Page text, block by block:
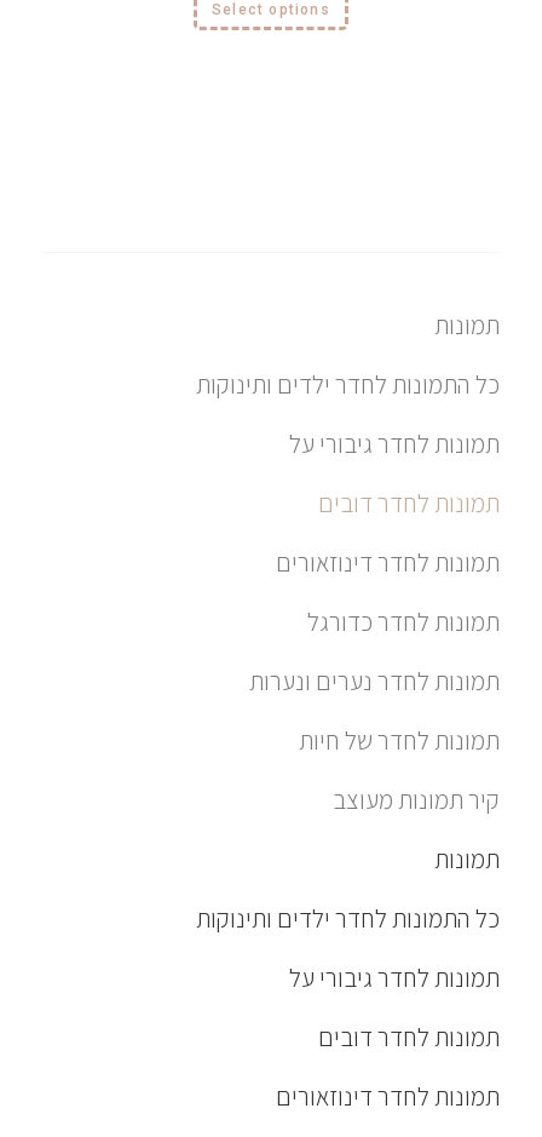
Select options
תמונות
כל התמונות לחדר ילדים ותינוקות
תמונות לחדר גיבורי על
תמונות לחדר דובים
תמונות לחדר דינוזאורים
תמונות לחדר כדורגל
תמונות לחדר נערים ונערות
תמונות לחדר של חיות
קיר תמונות מעוצב
תמונות
כל התמונות לחדר ילדים ותינוקות
תמונות לחדר גיבורי על
תמונות לחדר דובים
תמונות לחדר דינוזאורים